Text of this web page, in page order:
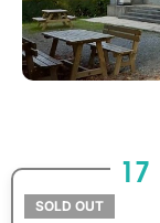
17
SOLD OUT